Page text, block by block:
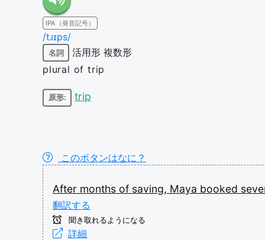
IPA（発音記号）
/tɹɪps/
名詞 活用形 複数形
plural of trip
原形: trip
このボタンはなに？
After months of saving, Maya booked
翻訳する
聞き取れるようになる
詳細